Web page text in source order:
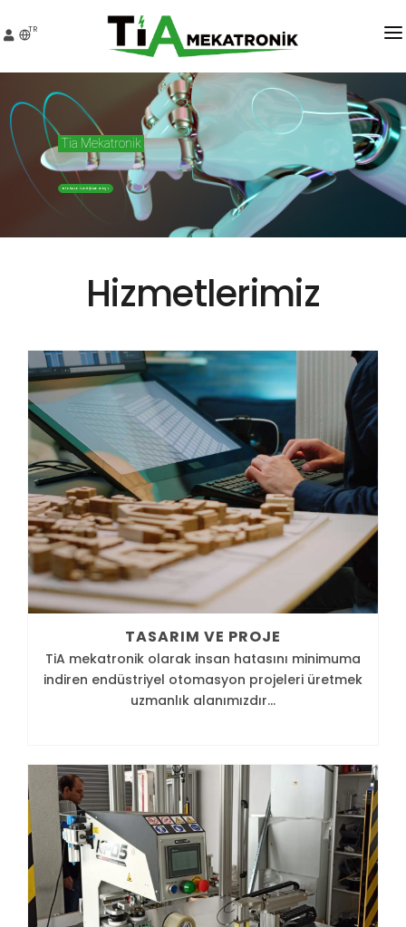
TR
KURUMSAL
HIZMETLER
PROJELER
MEDYA
İNSAN KAYNAKLARI
Tia Mekatronik
BIZIMLE İLETIŞIME GEÇ!
Hizmetlerimiz
TASARIM VE PROJE
TiA mekatronik olarak insan hatasını minimuma
indiren endüstriyel otomasyon projeleri üretmek
uzmanlık alanımızdır...